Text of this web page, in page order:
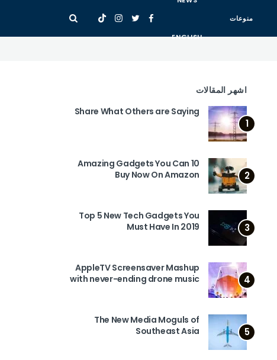
منوعات
ENGLISH
اشهر المقالات
1
Share What Others are Saying
2
10 Amazing Gadgets You Can
Buy Now On Amazon
3
Top 5 New Tech Gadgets You
Must Have In 2019
4
AppleTV Screensaver Mashup
with never-ending drone music
5
The New Media Moguls of
Southeast Asia